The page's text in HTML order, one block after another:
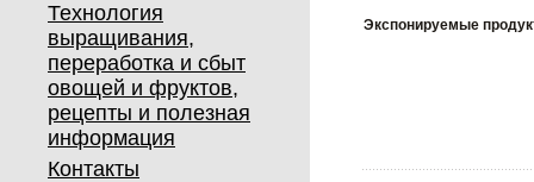
Технология
выращивания,
переработка и сбыт
овощей и фруктов,
рецепты и полезная
информация
Контакты
Экспонируемые